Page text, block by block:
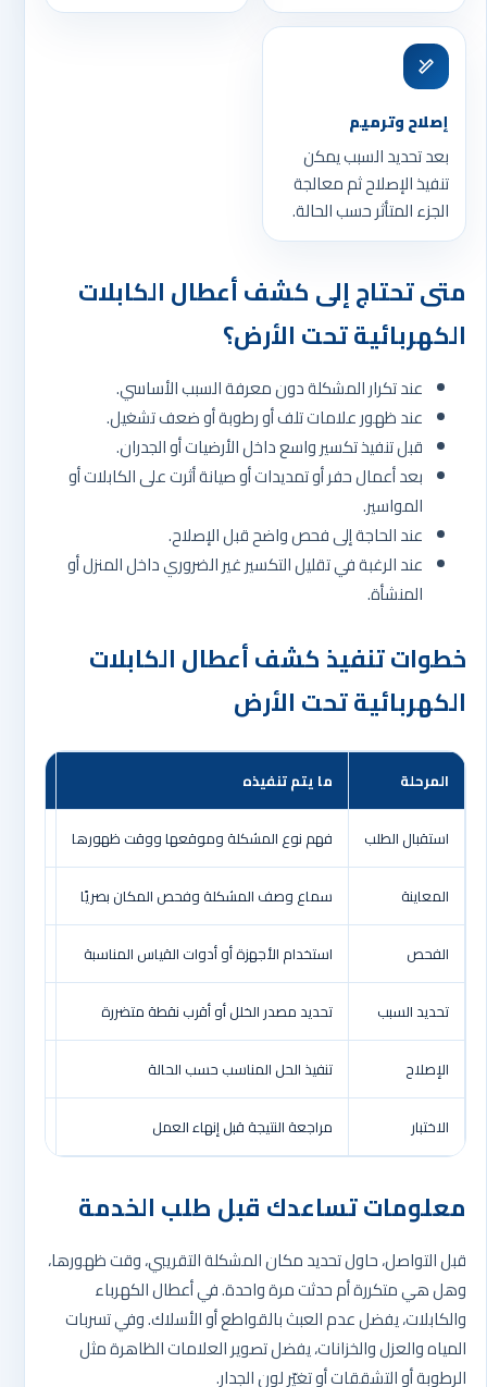
إصلاح وترميم
بعد تحديد السبب يمكن
تنفيذ الإصلاح ثم معالجة
الجزء المتأثر حسب الحالة.
متى تحتاج إلى كشف أعطال الكابلات
الكهربائية تحت الأرض؟
عند تكرار المشكلة دون معرفة السبب الأساسي.
عند ظهور علامات تلف أو رطوبة أو ضعف تشغيل.
قبل تنفيذ تكسير واسع داخل الأرضيات أو الجدران.
بعد أعمال حفر أو تمديدات أو صيانة أثرت على الكابلات أو
المواسير.
عند الحاجة إلى فحص واضح قبل الإصلاح.
عند الرغبة في تقليل التكسير غير الضروري داخل المنزل أو
المنشأة.
خطوات تنفيذ كشف أعطال الكابلات
الكهربائية تحت الأرض
المرحلة ما يتم تنفيذه
استقبال الطلب فهم نوع المشكلة وموقعها ووقت ظهورها
المعاينة سماع وصف المشكلة وفحص المكان بصريًا
الفحص استخدام الأجهزة أو أدوات القياس المناسبة
تحديد السبب تحديد مصدر الخلل أو أقرب نقطة متضررة
الإصلاح تنفيذ الحل المناسب حسب الحالة
الاختبار مراجعة النتيجة قبل إنهاء العمل
معلومات تساعدك قبل طلب الخدمة
قبل التواصل، حاول تحديد مكان المشكلة التقريبي، وقت ظهورها،
وهل هي متكررة أم حدثت مرة واحدة. في أعطال الكهرباء
والكابلات، يفضل عدم العبث بالقواطع أو الأسلاك. وفي تسربات
المياه والعزل والخزانات، يفضل تصوير العلامات الظاهرة مثل
الرطوبة أو التشققات أو تغيّر لون الجدار.